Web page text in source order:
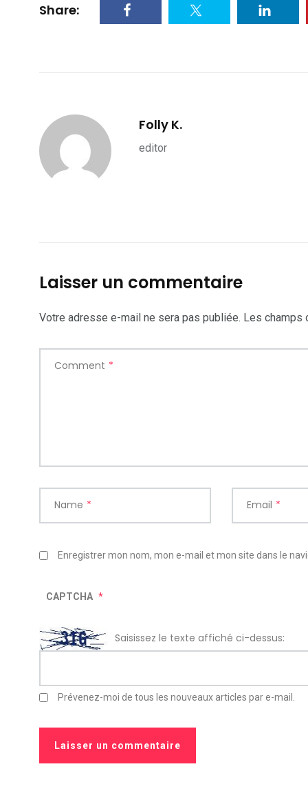
Share:
Folly K.
editor
Laisser un commentaire
Votre adresse e-mail ne sera pas publiée. Les champs
Comment *
Name * Email *
Enregistrer mon nom, mon e-mail et mon site dans le
CAPTCHA *
Saisissez le texte affiché ci-dessus:
Prévenez-moi de tous les nouveaux articles par e-mail.